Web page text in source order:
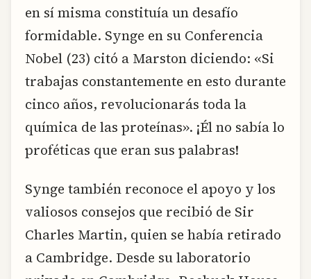
en sí misma constituía un desafío
formidable. Synge en su Conferencia
Nobel (23) citó a Marston diciendo: «Si
trabajas constantemente en esto durante
cinco años, revolucionarás toda la
química de las proteínas». ¡Él no sabía lo
proféticas que eran sus palabras!
Synge también reconoce el apoyo y los
valiosos consejos que recibió de Sir
Charles Martin, quien se había retirado
a Cambridge. Desde su laboratorio